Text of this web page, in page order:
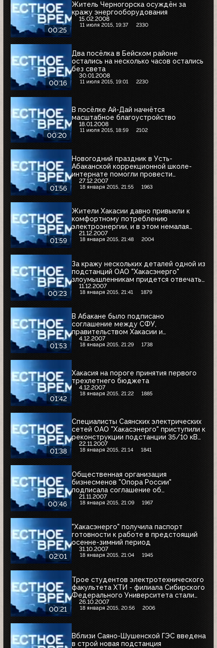
00:25
Житель Черногорска осуждён за
кражу энергооборудования
15.02.2008
11 июля 2015, 19:37 2330
00:16
Два посёлка в Бейском районе
остались на несколько часов остались
без света
30.01.2008
11 июля 2015, 19:01 2230
00:20
В посёлке Ай-Дай начнётся
масштабное благоустройство
18.01.2008
11 июля 2015, 18:59 2102
01:56
Новогодний праздник в Усть-
Абаканской коррекционной школе-
интернате помогли провести
энергетики "Хакасэнерго"
27.12.2007
18 января 2015, 21:55 1963
01:59
Жители Хакасии давно привыкли к
комфортному потреблению
электроэнергии, и в этом немалая
заслуга коллектива ОАО "Хакасэнерго"
21.12.2007
18 января 2015, 21:48 2004
00:23
За кражу нескольких деталей одной из
подстанций ОАО "Хакасэнерго"
злоумышленникам придется отвечать
перед судом
11.12.2007
18 января 2015, 21:41 1879
01:53
В Абакане было подписано
соглашение между СФУ,
правительством Хакасии и
представителями бизнеса, в том числе
и "Хакасэнерго"
4.12.2007
18 января 2015, 21:29 1738
01:42
Хакасия на пороге принятия первого
трехлетнего бюджета
4.12.2007
18 января 2015, 21:22 1885
01:38
Специалисты Саянских электрических
сетей ОАО "Хакасэнерго" приступили к
реконструкции подстанции 35/10 кВ
"Усть-Чуль" в Аскизском районе
22.11.2007
18 января 2015, 21:14 1841
00:46
Общественная организация
бизнесменов "Опора России"
подписала соглашение об
информационном сотрудничестве с
"Хакасэнерго"
21.11.2007
18 января 2015, 21:09 1967
02:01
"Хакасэнерго" получила паспорт
готовности к работе в предстоящий
осенне-зимний период
31.10.2007
18 января 2015, 21:04 1945
00:21
Трое студентов электротехнического
факультета ХТИ - филиала Сибирского
Федерального Университета стали
стипендиатами ОАО "Хакасэнерго"
26.10.2007
18 января 2015, 20:56 2006
Вблизи Саяно-Шушенской ГЭС введена
в строй новая подстанция